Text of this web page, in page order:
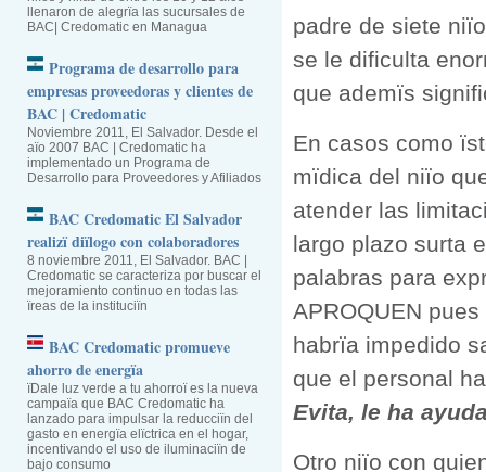
llenaron de alegrïa las sucursales de
BAC| Credomatic en Managua
Programa de desarrollo para
empresas proveedoras y clientes de
BAC | Credomatic
Noviembre 2011, El Salvador. Desde el
aïo 2007 BAC | Credomatic ha
implementado un Programa de
Desarrollo para Proveedores y Afiliados
BAC Credomatic El Salvador
realizï diïlogo con colaboradores
8 noviembre 2011, El Salvador. BAC |
Credomatic se caracteriza por buscar el
mejoramiento continuo en todas las
ïreas de la instituciïn
BAC Credomatic promueve
ahorro de energïa
ïDale luz verde a tu ahorroï es la nueva
campaïa que BAC Credomatic ha
lanzado para impulsar la reducciïn del
gasto en energïa elïctrica en el hogar,
incentivando el uso de iluminaciïn de
bajo consumo
padre de siete
se le dificulta
que ademïs
En casos como
mïdica del niïo
atender las
largo plazo surta
palabras para
APROQUEN
habrïa impedido
que el personal
Evita, le ha
Otro niïo con